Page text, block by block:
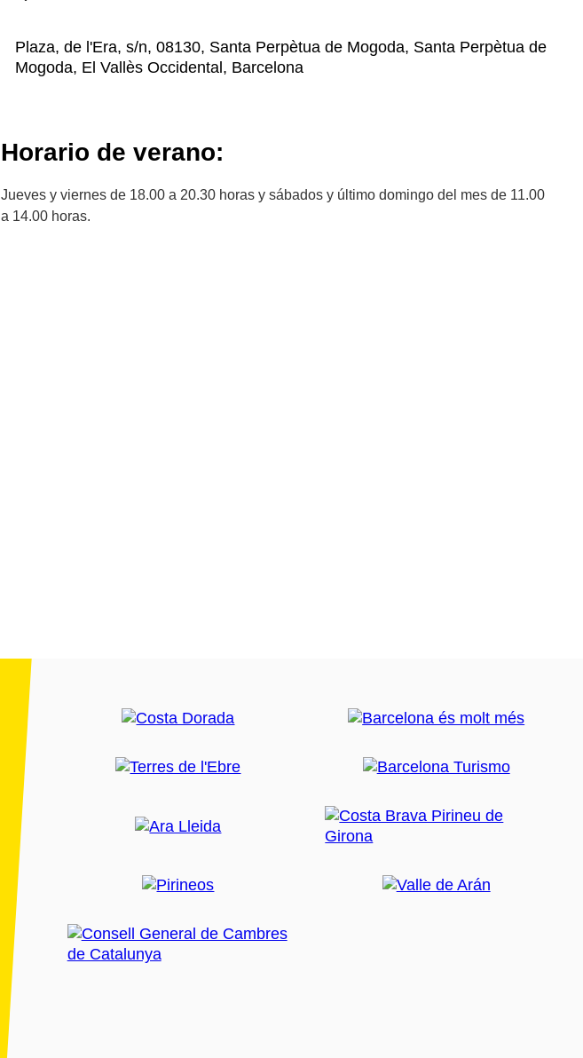
Plaza, de l'Era, s/n, 08130, Santa Perpètua de Mogoda, Santa Perpètua de
Mogoda, El Vallès Occidental, Barcelona
Horario de verano:
Jueves y viernes de 18.00 a 20.30 horas y sábados y último domingo del mes de 11.00
a 14.00 horas.